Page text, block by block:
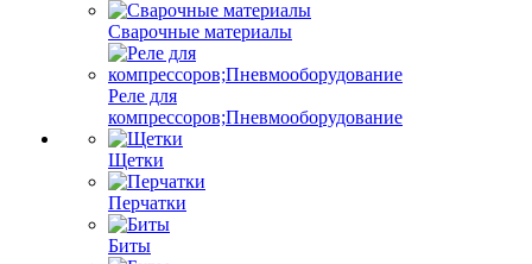
Сварочные материалы
Реле для
компрессоров;Пневмооборудование
Щетки
Перчатки
Биты